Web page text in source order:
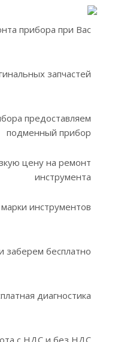
прибора при Вас
запчастей
предоставляем
подменный прибор
цену на ремонт
инструмента
инструментов
заберем бесплатно
диагностика
с НДС и без НДС